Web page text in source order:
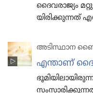
ദൈവ​രാ​ജ്യം
യി​രി​ക്കു​ന്നത്‌
അടിസ്ഥാന
എന്താണ്‌